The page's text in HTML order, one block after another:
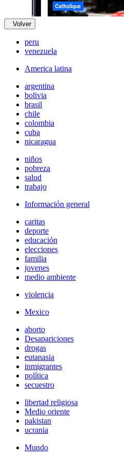
Volver
peru
venezuela
America latina
argentina
bolivia
brasil
chile
colombia
cuba
nicaragua
niños
pobreza
salud
trabajo
Información general
caritas
deporte
educación
elecciones
familia
jovenes
medio ambiente
violencia
Mexico
aborto
Desapariciones
drogas
eutanasia
inmigrantes
política
secuestro
libertad religiosa
Medio oriente
pakistan
ucrania
Mundo